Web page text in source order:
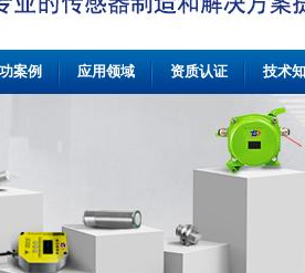
案例 应用领域 资质认证 技术